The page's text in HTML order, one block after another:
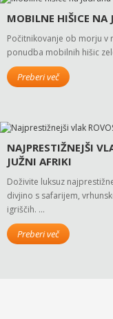
MOBILNE HIŠICE NA
Počitnikovanje ob morju v
ponudba mobilnih hišic
Preberi več
NAJPRESTIŽNEJŠI
JUŽNI AFRIKI
Doživite luksuz
divjino s safarijem,
igriščih. …
Preberi več